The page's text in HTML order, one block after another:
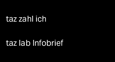
taz zahl ich
taz lab Infobrief